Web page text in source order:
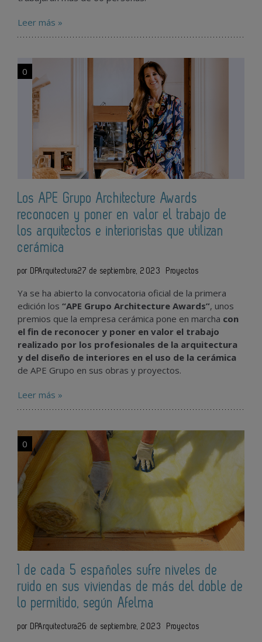
Leer más »
0
Los APE Grupo Architecture Awards
reconocen y poner en valor el trabajo de
los arquitectos e interioristas que utilizan
cerámica
por DPArquitectura27 de septiembre, 2023 Proyectos
Ya se ha abierto la convocatoria oficial de la primera
edición los “APE Grupo Architecture Awards”, unos
premios que la empresa cerámica pone en marcha con
el fin de reconocer y poner en valor el trabajo
realizado por los profesionales de la arquitectura
y del diseño de interiores en el uso de la cerámica
de APE Grupo en sus obras y proyectos.
Leer más »
0
1 de cada 5 españoles sufre niveles de
ruido en sus viviendas de más del doble de
lo permitido, según Afelma
por DPArquitectura26 de septiembre, 2023 Proyectos